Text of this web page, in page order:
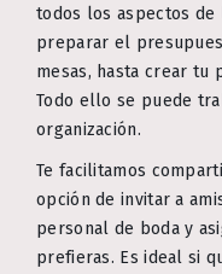
todos los aspectos de
preparar el
mesas, hasta crear tu
Todo ello se puede
organización.
Te facilitamos
opción de invitar a
personal de boda y
prefieras. Es ideal si